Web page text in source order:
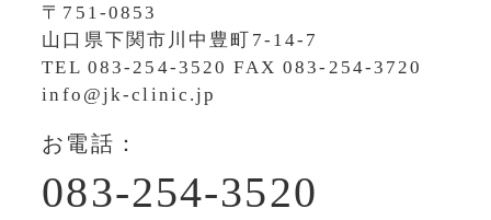
〒751-0853
山口県下関市川中豊町7-14-7
TEL 083-254-3520 FAX 083-254-3720
info@jk-clinic.jp
お電話：
083-254-3520